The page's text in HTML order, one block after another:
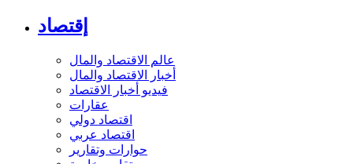
إقتصاد
عالم الاقتصاد والمال
أخبار الاقتصاد والمال
فيديو أخبار الاقتصاد
عقارات
اقتصاد دولي
اقتصاد عربي
حوارات وتقارير